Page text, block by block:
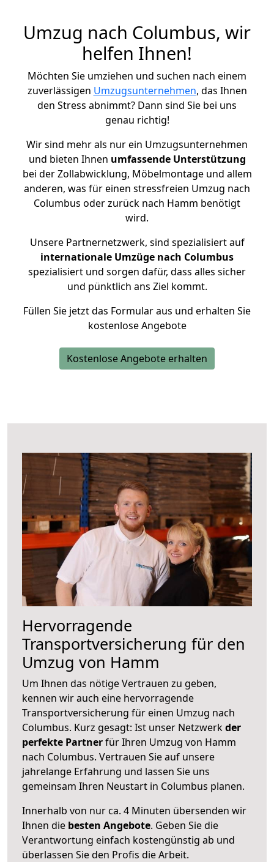
Umzug nach Columbus, wir
helfen Ihnen!
Möchten Sie umziehen und suchen nach einem
zuverlässigen Umzugsunternehmen, das Ihnen
den Stress abnimmt? Dann sind Sie bei uns
genau richtig!
Wir sind mehr als nur ein Umzugsunternehmen
und bieten Ihnen umfassende Unterstützung
bei der Zollabwicklung, Möbelmontage und allem
anderen, was für einen stressfreien Umzug nach
Columbus oder zurück nach Hamm benötigt
wird.
Unsere Partnernetzwerk, sind spezialisiert auf
internationale Umzüge nach Columbus
spezialisiert und sorgen dafür, dass alles sicher
und pünktlich ans Ziel kommt.
Füllen Sie jetzt das Formular aus und erhalten Sie
kostenlose Angebote
Kostenlose Angebote erhalten
Hervorragende
Transportversicherung für den
Umzug von Hamm
Um Ihnen das nötige Vertrauen zu geben,
kennen wir auch eine hervorragende
Transportversicherung für einen Umzug nach
Columbus. Kurz gesagt: Ist unser Netzwerkder
perfekte Partnerfür Ihren Umzug von Hamm
nach Columbus. Vertrauen Sie auf unsere
jahrelange Erfahrung und lassen Sie uns
gemeinsam Ihren Neustart in Columbus planen.
Innerhalb von nur ca. 4 Minuten übersenden wir
Ihnen die besten Angebote. Geben Sie die
Verantwortung einfach kostengünstig ab und
überlassen Sie den Profis die Arbeit.